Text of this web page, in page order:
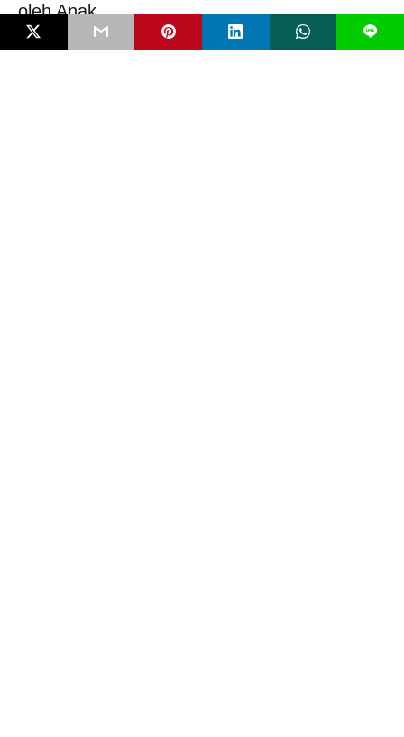
oleh Anak
Serangan bom molotov di SMP Negeri 3 Sungai Raya, Kalimantan
Barat, awal Februari 2026 tak…
L